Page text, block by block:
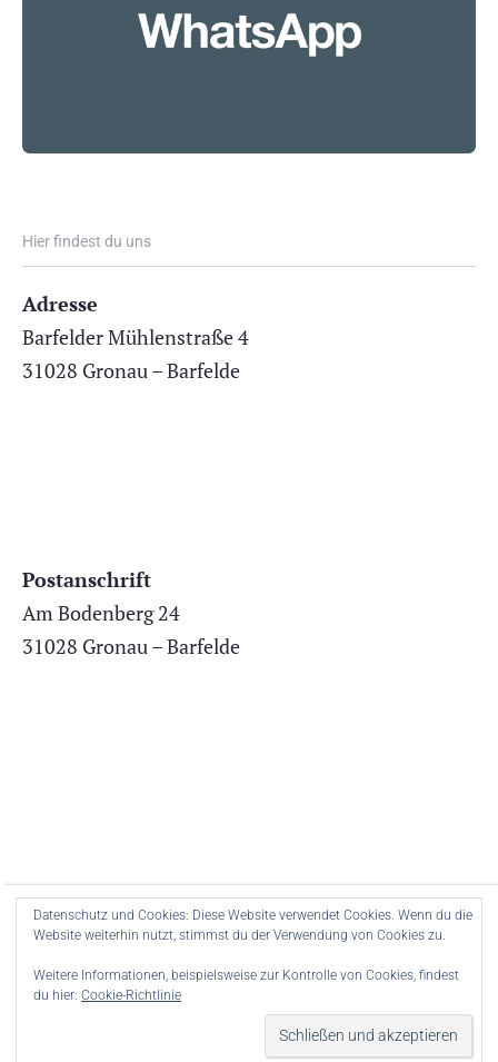
Hier findest du uns
Adresse
Barfelder Mühlenstraße 4
31028 Gronau – Barfelde
Postanschrift
Am Bodenberg 24
31028 Gronau – Barfelde
Teller WordPress-Theme.Ui/UX Website-Design und Entwicklung
Impressum & Datenschutz
Datenschutz und Cookies: Diese Website verwendet Cookies. Wenn du die
Website weiterhin nutzt, stimmst du der Verwendung von Cookies zu.
Weitere Informationen, beispielsweise zur Kontrolle von Cookies, findest
du hier: Cookie-Richtlinie